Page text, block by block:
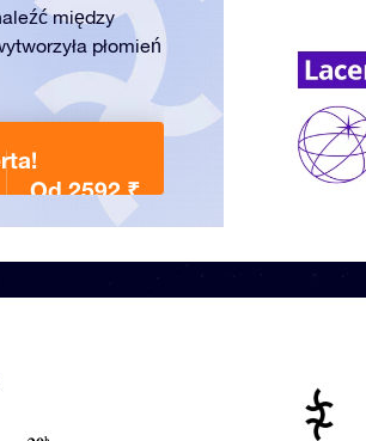
między
płomień
Od 2592 ₹